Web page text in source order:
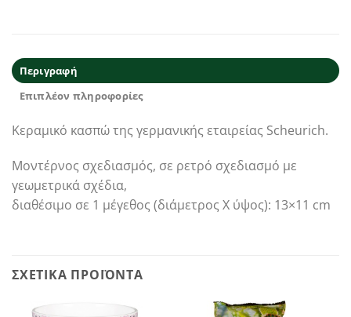
Περιγραφή
Επιπλέον πληροφορίες
Κεραμικό κασπώ της γερμανικής εταιρείας Scheurich.
Μοντέρνος σχεδιασμός, σε ρετρό σχεδιασμό με
γεωμετρικά σχέδια,
διαθέσιμο σε 1 μέγεθος (διάμετρος Χ ύψος): 13×11 cm
ΣΧΕΤΙΚΆ ΠΡΟΪΌΝΤΑ